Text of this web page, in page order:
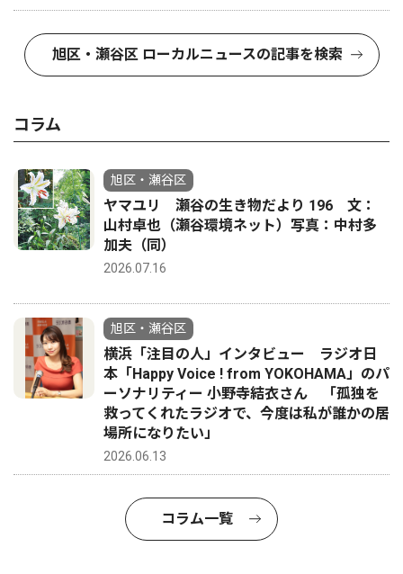
旭区・瀬谷区 ローカルニュースの記事を検索
コラム
旭区・瀬谷区
ヤマユリ 瀬谷の生き物だより 196 文：
山村卓也（瀬谷環境ネット）写真：中村多
加夫（同）
2026.07.16
旭区・瀬谷区
横浜「注目の人」インタビュー ラジオ日
本「Happy Voice ! from YOKOHAMA」のパ
ーソナリティー 小野寺結衣さん 「孤独を
救ってくれたラジオで、今度は私が誰かの居
場所になりたい」
2026.06.13
コラム一覧